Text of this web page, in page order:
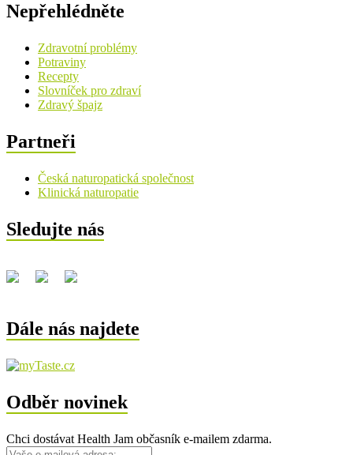
Nepřehlédněte
Zdravotní problémy
Potraviny
Recepty
Slovníček pro zdraví
Zdravý špajz
Partneři
Česká naturopatická společnost
Klinická naturopatie
Sledujte nás
Dále nás najdete
Odběr novinek
Chci dostávat Health Jam občasník e-mailem zdarma.